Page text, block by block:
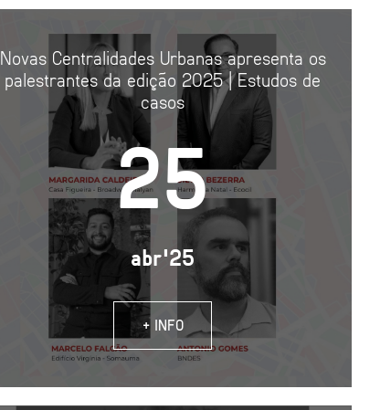
Novas Centralidades Urbanas apresenta os
palestrantes da edição 2025 | Estudos de
casos
25
abr'25
+ INFO